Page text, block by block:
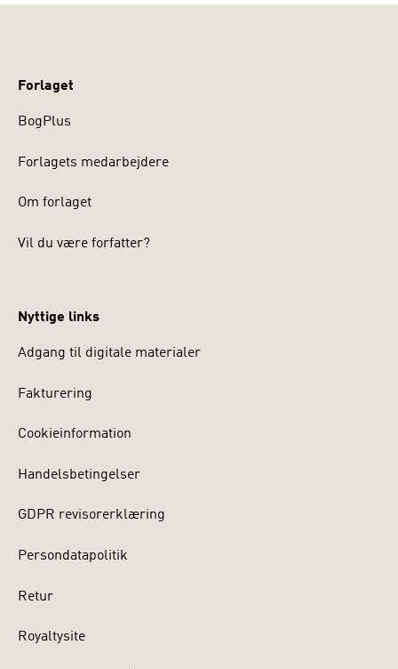
Forlaget
BogPlus
Forlagets medarbejdere
Om forlaget
Vil du være forfatter?
Nyttige links
Adgang til digitale materialer
Fakturering
Cookieinformation
Handelsbetingelser
GDPR revisorerklæring
Persondatapolitik
Retur
Royaltysite